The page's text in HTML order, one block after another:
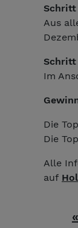
Schritt
Aus
Schritt
Im
Die
Die
Alle
auf
«